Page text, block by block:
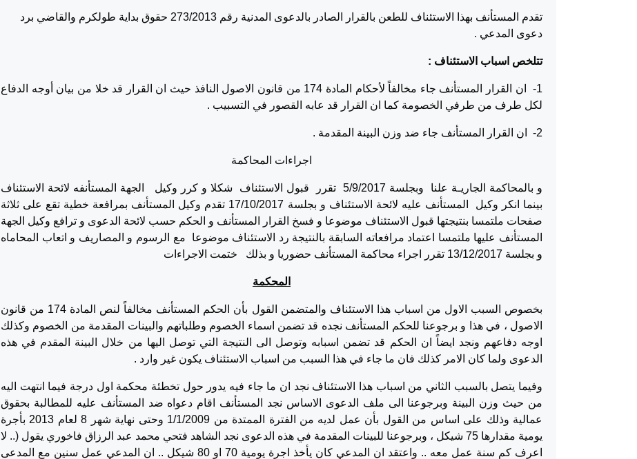
تقدم المستأنف بهذا الاستئناف للطعن بالقرار الصادر بالدعوى المدنية رقم 273/2013 حقوق بداية طولكرم والقاضي برد
دعوى المدعي .
تتلخص اسباب الاستئناف :
1- ان القرار المستأنف جاء مخالفاً لأحكام المادة 174 من قانون الاصول النافذ حيث ان القرار قد خلا من بيان أوجه الدفاع
لكل طرف من طرفي الخصومة كما ان القرار قد عابه القصور في التسبيب .
2- ان القرار المستأنف جاء ضد وزن البينة المقدمة .
اجراءات المحاكمة
و بالمحاكمة الجاريـة علنا وبجلسة 5/9/2017 تقرر قبول الاستئناف شكلا و كرر وكيل الجهة المستأنفه لائحة الاستئناف
بينما انكر وكيل المستأنف عليه لائحة الاستئناف و بجلسة 17/10/2017 تقدم وكيل المستأنف بمرافعة خطية تقع على ثلاثة
صفحات ملتمسا بنتيجتها قبول الاستئناف موضوعا و فسخ القرار المستأنف و الحكم حسب لائحة الدعوى و ترافع وكيل الجهة
المستأنف عليها ملتمسا اعتماد مرافعاته السابقة بالنتيجة رد الاستئناف موضوعا مع الرسوم و المصاريف و اتعاب المحاماه
و بجلسة 13/12/2017 تقرر اجراء محاكمة المستأنف حضوريا و بذلك ختمت الاجراءات
المحكمة
بخصوص السبب الاول من اسباب هذا الاستئناف والمتضمن القول بأن الحكم المستأنف مخالفاً لنص المادة 174 من قانون
الاصول ، في هذا و برجوعنا للحكم المستأنف نجده قد تضمن اسماء الخصوم وطلباتهم والبينات المقدمة من الخصوم وكذلك
اوجه دفاعهم ونجد ايضاً ان الحكم قد تضمن اسبابه وتوصل الى النتيجة التي توصل اليها من خلال البينة المقدم في هذه
الدعوى ولما كان الامر كذلك فان ما جاء في هذا السبب من اسباب الاستئناف يكون غير وارد .
وفيما يتصل بالسبب الثاني من اسباب هذا الاستئناف نجد ان ما جاء فيه يدور حول تخطئة محكمة اول درجة فيما انتهت اليه
من حيث وزن البينة وبرجوعنا الى ملف الدعوى الاساس نجد المستأنف اقام دعواه ضد المستأنف عليه للمطالبة بحقوق
عمالية وذلك على اساس من القول بأن عمل لديه من الفترة الممتدة من 1/1/2009 وحتى نهاية شهر 8 لعام 2013 بأجرة
يومية مقدارها 75 شيكل ، وبرجوعنا للبينات المقدمة في هذه الدعوى نجد الشاهد فتحي محمد عبد الرزاق فاخوري يقول (.. لا
اعرف كم سنة عمل معه .. واعتقد ان المدعي كان يأخذ اجرة يومية 70 او 80 شيكل .. ان المدعي عمل سنين مع المدعى